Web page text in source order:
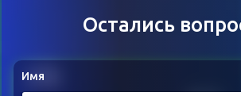
Остались
Имя